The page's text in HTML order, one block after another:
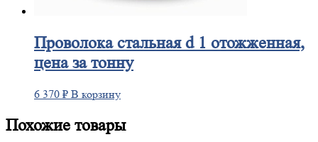
Проволокастальная d 1 отожженная,
цена за тонну
6 370 ₽ В корзину
Похожие товары